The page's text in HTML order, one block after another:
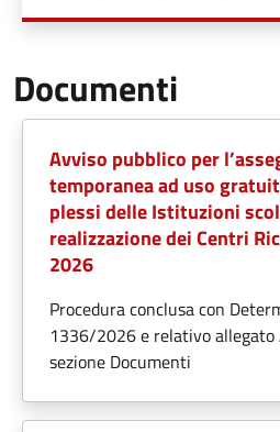
Documenti
Avviso pubblico per
temporanea ad uso
plessi delle Istituzioni
realizzazione dei Centri
2026
Procedura conclusa con
1336/2026 e relativo
sezione Documenti